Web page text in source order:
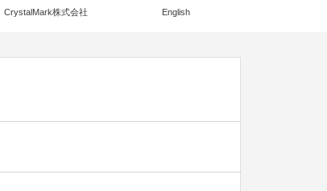
CrystalMark株式会社 English